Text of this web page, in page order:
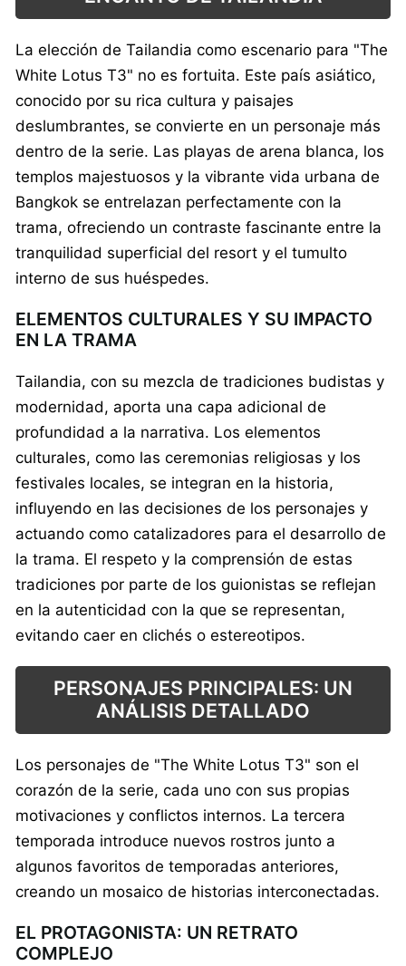
La elección de Tailandia como escenario para "The
White Lotus T3" no es fortuita. Este país asiático,
conocido por su rica cultura y paisajes
deslumbrantes, se convierte en un personaje más
dentro de la serie. Las playas de arena blanca, los
templos majestuosos y la vibrante vida urbana de
Bangkok se entrelazan perfectamente con la
trama, ofreciendo un contraste fascinante entre la
tranquilidad superficial del resort y el tumulto
interno de sus huéspedes.
ELEMENTOS CULTURALES Y SU IMPACTO
EN LA TRAMA
Tailandia, con su mezcla de tradiciones budistas y
modernidad, aporta una capa adicional de
profundidad a la narrativa. Los elementos
culturales, como las ceremonias religiosas y los
festivales locales, se integran en la historia,
influyendo en las decisiones de los personajes y
actuando como catalizadores para el desarrollo de
la trama. El respeto y la comprensión de estas
tradiciones por parte de los guionistas se reflejan
en la autenticidad con la que se representan,
evitando caer en clichés o estereotipos.
PERSONAJES PRINCIPALES: UN
ANÁLISIS DETALLADO
Los personajes de "The White Lotus T3" son el
corazón de la serie, cada uno con sus propias
motivaciones y conflictos internos. La tercera
temporada introduce nuevos rostros junto a
algunos favoritos de temporadas anteriores,
creando un mosaico de historias interconectadas.
EL PROTAGONISTA: UN RETRATO
COMPLEJO